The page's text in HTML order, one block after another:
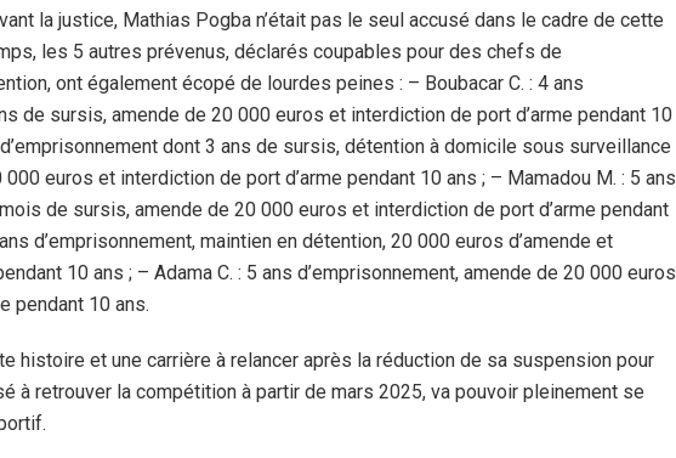
la justice, Mathias Pogba n’était pas le seul accusé dans le cadre de cette
les 5 autres prévenus, déclarés coupables pour des chefs de
ont également écopé de lourdes peines : – Boubacar C. : 4 ans
de sursis, amende de 20 000 euros et interdiction de port d’arme pendant 10
dont 3 ans de sursis, détention à domicile sous surveillance
euros et interdiction de port d’arme pendant 10 ans ; – Mamadou M. : 5 ans
de sursis, amende de 20 000 euros et interdiction de port d’arme pendant
d’emprisonnement, maintien en détention, 20 000 euros d’amende et
10 ans ; – Adama C. : 5 ans d’emprisonnement, amende de 20 000 euros
pendant 10 ans.
histoire et une carrière à relancer après la réduction de sa suspension pour
à retrouver la compétition à partir de mars 2025, va pouvoir pleinement se